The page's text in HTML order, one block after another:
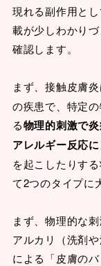
現れる副作用と
載が少しわかり
確認します。
まず、接触皮膚
の疾患で、特定
る物理的刺激で
アレルギー反応
を起こしたりす
て2つのタイプに
まず、物理的な
アルカリ（洗剤
による「皮膚の